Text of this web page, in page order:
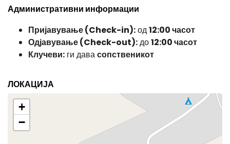
Административни информации
Пријавување (Check-in):од12:00 часот
Одјавување (Check-out):до12:00 часот
Клучеви: ги давасопственикот
ЛОКАЦИЈА
+
−